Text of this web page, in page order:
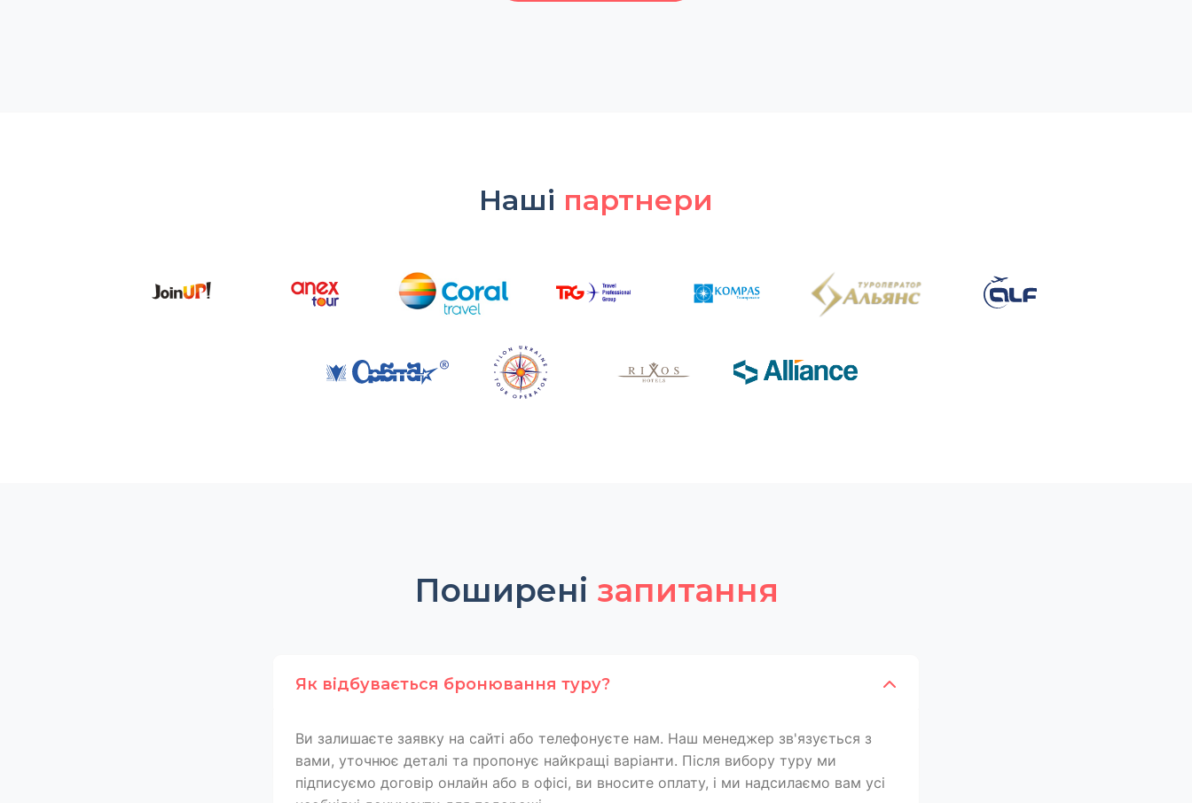
Наші партнери
Поширені запитання
Як відбувається бронювання туру?
Ви залишаєте заявку на сайті або телефонуєте нам. Наш менеджер зв'язується з
вами, уточнює деталі та пропонує найкращі варіанти. Після вибору туру ми
підписуємо договір онлайн або в офісі, ви вносите оплату, і ми надсилаємо вам усі